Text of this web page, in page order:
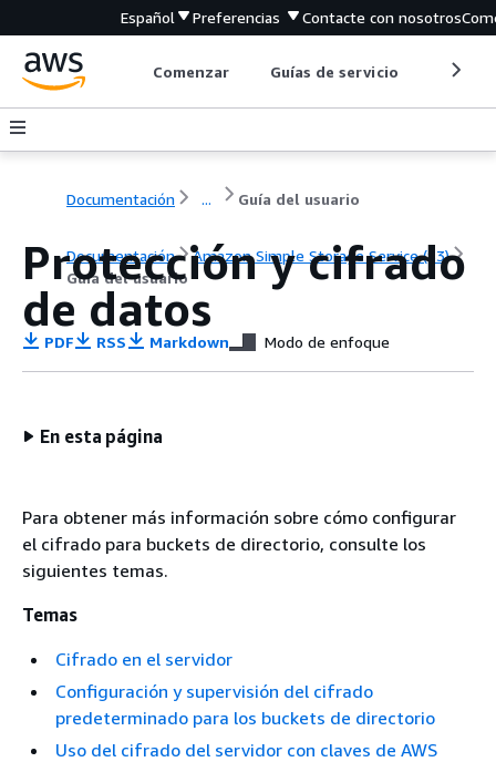
Español Preferencias Contacte con nosotros
Comenzar Guías de servicio
Documentación ... Guía del usuario
Documentación
Amazon Simple Storage Service (S3)
Guía del usuario
Protección y cifrado
de datos
PDF RSS Markdown Modo de enfoque
En esta página
Para obtener más información sobre cómo configurar
el cifrado para buckets de directorio, consulte los
siguientes temas.
Temas
Cifrado en el servidor
Configuración y supervisión del cifrado
predeterminado para los buckets de directorio
Uso del cifrado del servidor con claves de AWS